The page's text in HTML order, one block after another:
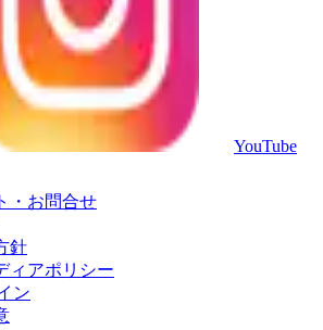
YouTube
・お問合せ
針
ィアポリシー
ン